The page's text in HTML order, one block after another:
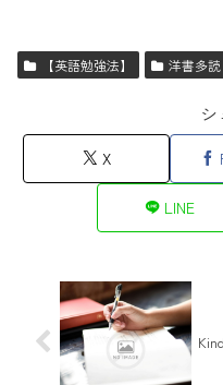
【英語勉強法】 洋書多読
X
LINE